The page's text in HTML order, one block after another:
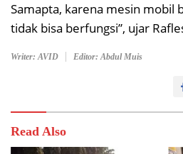
Samapta, karena mesin mobil
tidak bisa berfungsi”, ujar
Writer: AVID Editor: Abdul Muis
Read Also